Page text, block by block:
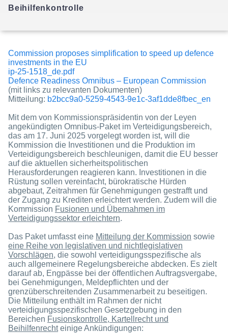
Commission proposes simplification to speed up defence
investments in the EU
ip-25-1518_de.pdf
Defence Readiness Omnibus – European Commission
(mit links zu relevanten Dokumenten)
Mitteilung: b2bcc9a0-5259-4543-9e1c-3af1dde8fbec_en
Mit dem von Kommissionspräsidentin von der Leyen
angekündigten Omnibus-Paket im Verteidigungsbereich,
das am 17. Juni 2025 vorgelegt worden ist, will die
Kommission die Investitionen und die Produktion im
Verteidigungsbereich beschleunigen, damit die EU besser
auf die aktuellen sicherheitspolitischen
Herausforderungen reagieren kann. Investitionen in die
Rüstung sollen vereinfacht, bürokratische Hürden
abgebaut, Zeitrahmen für Genehmigungen gestrafft und
der Zugang zu Krediten erleichtert werden. Zudem will die
Kommission Fusionen und Übernahmen im
Verteidigungssektor erleichtern.
Das Paket umfasst eine Mitteilung der Kommission sowie
eine Reihe von legislativen und nichtlegislativen
Vorschlägen, die sowohl verteidigungsspezifische als
auch allgemeinere Regelungsbereiche abdecken. Es zielt
darauf ab, Engpässe bei der öffentlichen Auftragsvergabe,
bei Genehmigungen, Meldepflichten und der
grenzüberschreitenden Zusammenarbeit zu beseitigen.
Die Mitteilung enthält im Rahmen der nicht
verteidigungsspezifischen Gesetzgebung in den
Bereichen Fusionskontrolle, Kartellrecht und
Beihilfenrechteinige Ankündigungen: